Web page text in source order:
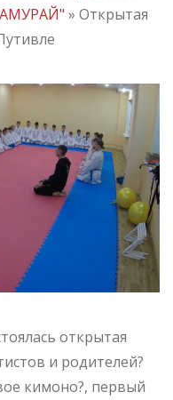
» Открытая
открытая
и родителей?
кимоно?, первый